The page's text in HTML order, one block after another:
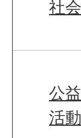
社
公
活